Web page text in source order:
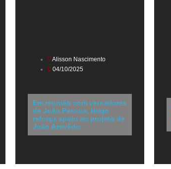
Alisson Nascimento
04/10/2025
Em reunião com vereadores
de João Pessoa, Hugo
reforça apoio ao projeto de
João Azevêdo